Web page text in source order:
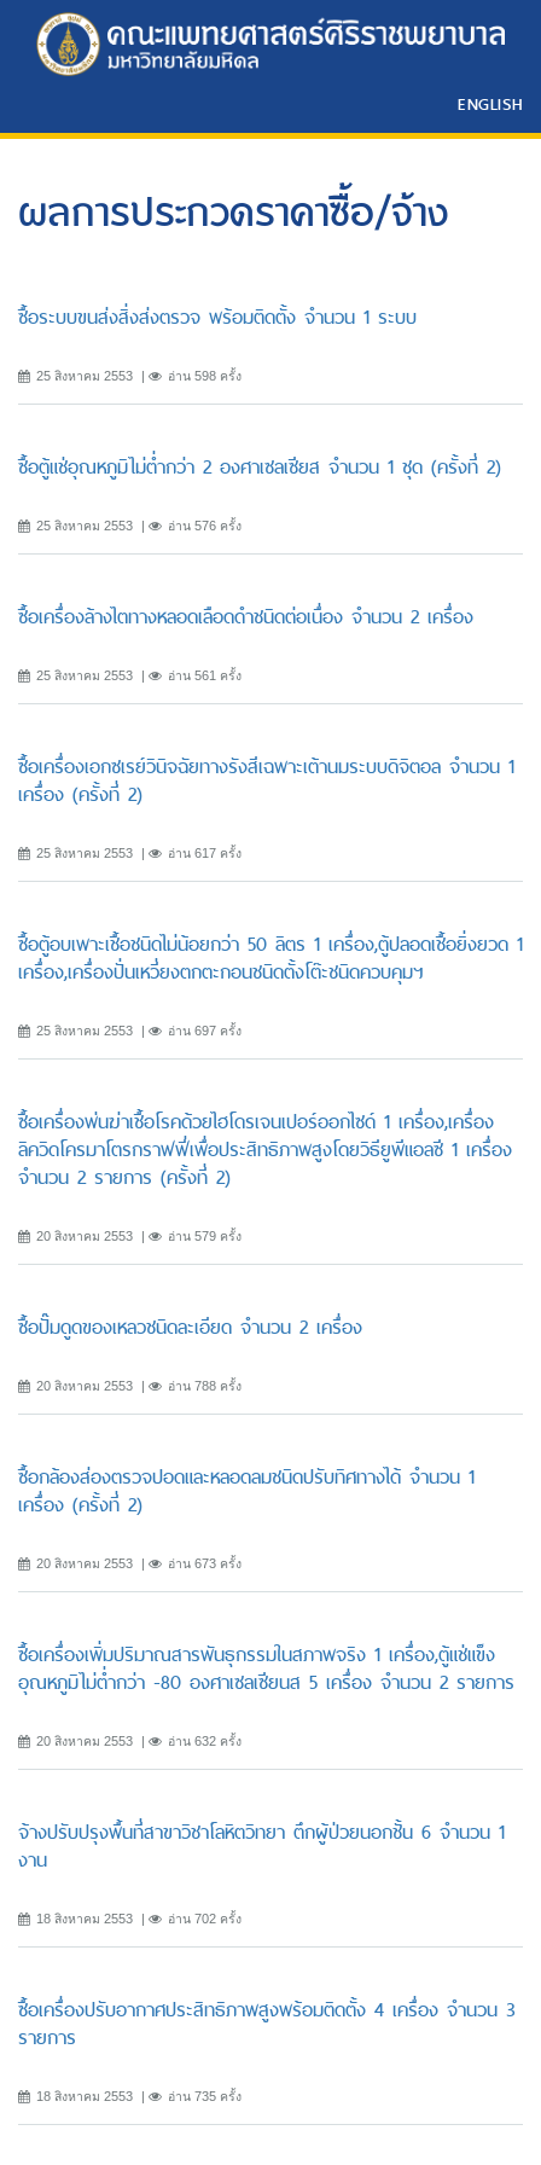
ENGLISH
ผลการประกวดราคาซื้อ/จ้าง
ซื้อระบบขนส่งสิ่งส่งตรวจ พร้อมติดตั้ง จำนวน 1 ระบบ
25 สิงหาคม 2553 อ่าน 598 ครั้ง
ซื้อตู้แช่อุณหภูมิไม่ต่ำกว่า 2 องศาเซลเซียส จำนวน 1 ชุด (ครั้งที่ 2)
25 สิงหาคม 2553 อ่าน 576 ครั้ง
ซื้อเครื่องล้างไตทางหลอดเลือดดำชนิดต่อเนื่อง จำนวน 2 เครื่อง
25 สิงหาคม 2553 อ่าน 561 ครั้ง
ซื้อเครื่องเอกซเรย์วินิจฉัยทางรังสีเฉพาะเต้านมระบบดิจิตอล จำนวน 1
เครื่อง (ครั้งที่ 2)
25 สิงหาคม 2553 อ่าน 617 ครั้ง
ซื้อตู้อบเพาะเชื้อชนิดไม่น้อยกว่า 50 ลิตร 1 เครื่อง,ตู้ปลอดเชื้อยิ่งยวด 1
เครื่อง,เครื่องปั่นเหวี่ยงตกตะกอนชนิดตั้งโต๊ะชนิดควบคุมฯ
25 สิงหาคม 2553 อ่าน 697 ครั้ง
ซื้อเครื่องพ่นฆ่าเชื้อโรคด้วยไฮโดรเจนเปอร์ออกไซด์ 1 เครื่อง,เครื่อง
ลิควิดโครมาโตรกราฟฟี่เพื่อประสิทธิภาพสูงโดยวิธียูพีแอลซี 1 เครื่อง
จำนวน 2 รายการ (ครั้งที่ 2)
20 สิงหาคม 2553 อ่าน 579 ครั้ง
ซื้อปั๊มดูดของเหลวชนิดละเอียด จำนวน 2 เครื่อง
20 สิงหาคม 2553 อ่าน 788 ครั้ง
ซื้อกล้องส่องตรวจปอดและหลอดลมชนิดปรับทิศทางได้ จำนวน 1
เครื่อง (ครั้งที่ 2)
20 สิงหาคม 2553 อ่าน 673 ครั้ง
ซื้อเครื่องเพิ่มปริมาณสารพันธุกรรมในสภาพจริง 1 เครื่อง,ตู้แช่แข็ง
อุณหภูมิไม่ต่ำกว่า -80 องศาเซลเซียนส 5 เครื่อง จำนวน 2 รายการ
20 สิงหาคม 2553 อ่าน 632 ครั้ง
จ้างปรับปรุงพื้นที่สาขาวิชาโลหิตวิทยา ตึกผู้ป่วยนอกชั้น 6 จำนวน 1
งาน
18 สิงหาคม 2553 อ่าน 702 ครั้ง
ซื้อเครื่องปรับอากาศประสิทธิภาพสูงพร้อมติดตั้ง 4 เครื่อง จำนวน 3
รายการ
18 สิงหาคม 2553 อ่าน 735 ครั้ง